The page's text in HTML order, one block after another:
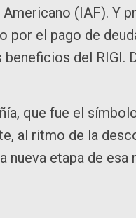
(IAF). Y
por el pago de
del RIGI.
que fue el
al ritmo de la
etapa de esa